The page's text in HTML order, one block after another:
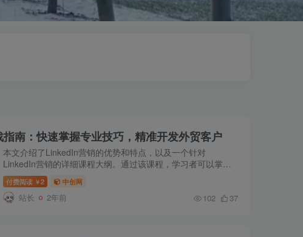
指南：快速掌握专业技巧，精准开发外贸客户
本文介绍了LinkedIn营销的优势和特点，以及一个针对
LinkedIn营销的详细课程大纲。通过该课程，学习者可以掌握
快速入门LinkedIn的方法技巧，并找到更多的精准客户。适合
新外贸人和无思路的业务员...
付费阅读 ￥2 中创网
站长 2年前 102 37